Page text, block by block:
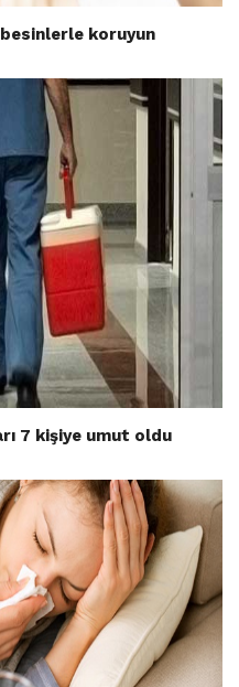
koruyun
7 kişiye umut oldu